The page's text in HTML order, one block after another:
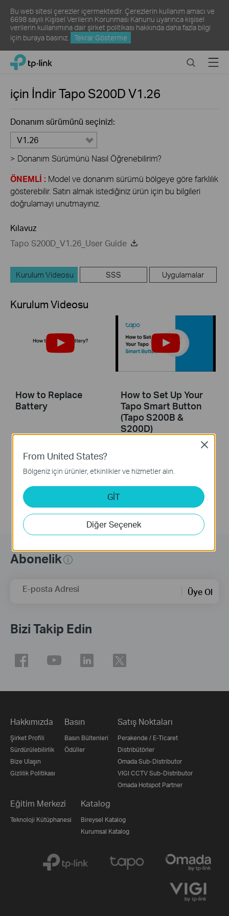
Bu web sitesi çerezler içermektedir. Çerezlerin kullanım amacı ve
6698 sayılı Kişisel Verilerin Korunması Kanunu uyarınca kişisel
verilerin kullanımına dair şirket politikası hakkında daha fazla bilgi
için buraya basınız. Tekrar Gösterme
Click
navigation
TP-Link, Reliably Smart SearchMenu
için İndirTapo S200DV1.26
Donanım sürümünü seçiniz!:
V1.26
> Donanım Sürümünü Nasıl Öğrenebilirim?
ÖNEMLİ : Model ve donanım sürümü bölgeye göre farklılık
gösterebilir. Satın almak istediğiniz ürün için bu bilgileri
doğrulamayı unutmayınız.
Kılavuz
Tapo S200D_V1.26_User Guide
Kurulum Videosu SSS Uygulamalar
Kurulum Videosu
How to Replace
Battery
How to Set Up Your
Tapo Smart Button
(Tapo S200B &
S200D)
Daha Fazla
Abonelik
E-posta Adresi Üye Ol
Bizi Takip Edin
Hakkımızda
Şirket Profili
Sürdürülebilirlik
Bize Ulaşın
Gizlilik Politikası
Basın
Basın Bültenleri
Ödüller
Satış Noktaları
Perakende / E-Ticaret
Distribütörler
Omada Sub-Distributor
VIGI CCTV Sub-Distributor
Omada Hotspot Partner
Eğitim Merkezi
Teknoloji Kütüphanesi
Katalog
Bireysel Katalog
Kurumsal Katalog
From United States?
Bölgeniz için ürünler, etkinlikler ve hizmetler alın.
GİT
Diğer Seçenek
Close